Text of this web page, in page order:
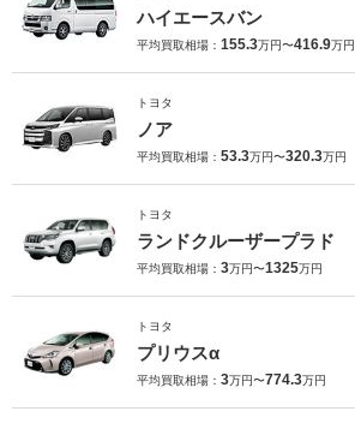
ハイエースバン
平均買取相場： 155.3万円〜416.9万円
トヨタ
ノア
平均買取相場： 53.3万円〜320.3万円
トヨタ
ランドクルーザープラド
平均買取相場： 3万円〜1325万円
トヨタ
プリウスα
平均買取相場： 3万円〜774.3万円